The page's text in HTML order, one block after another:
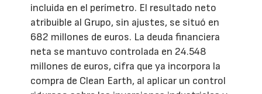
incluida en el perímetro. El resultado neto
atribuible al Grupo, sin ajustes, se situó en
682 millones de euros. La deuda financiera
neta se mantuvo controlada en 24.548
millones de euros, cifra que ya incorpora la
compra de Clean Earth, al aplicar un control